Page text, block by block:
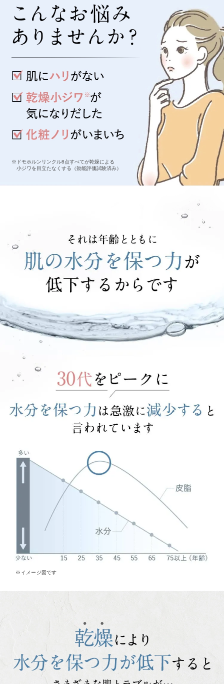
※ドモホルンリンクル8点すべてが乾燥による
小ジワを目立たなくする（効能評価試験済み）
※イメージ図です